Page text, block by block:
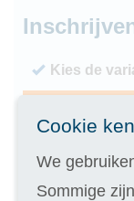
Kies de
14 dagen
Geld terug
Cookie
We
Sommige